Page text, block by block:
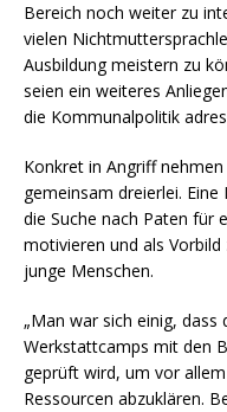
Bereich noch weiter zu
vielen
Ausbildung meistern zu
seien ein weiteres
die Kommunalpolitik
Konkret in Angriff
gemeinsam dreierlei.
die Suche nach Paten für
motivieren und als
junge Menschen.
„Man war sich einig, dass
Werkstattcamps mit den
geprüft wird, um vor
Ressourcen abzuklären.